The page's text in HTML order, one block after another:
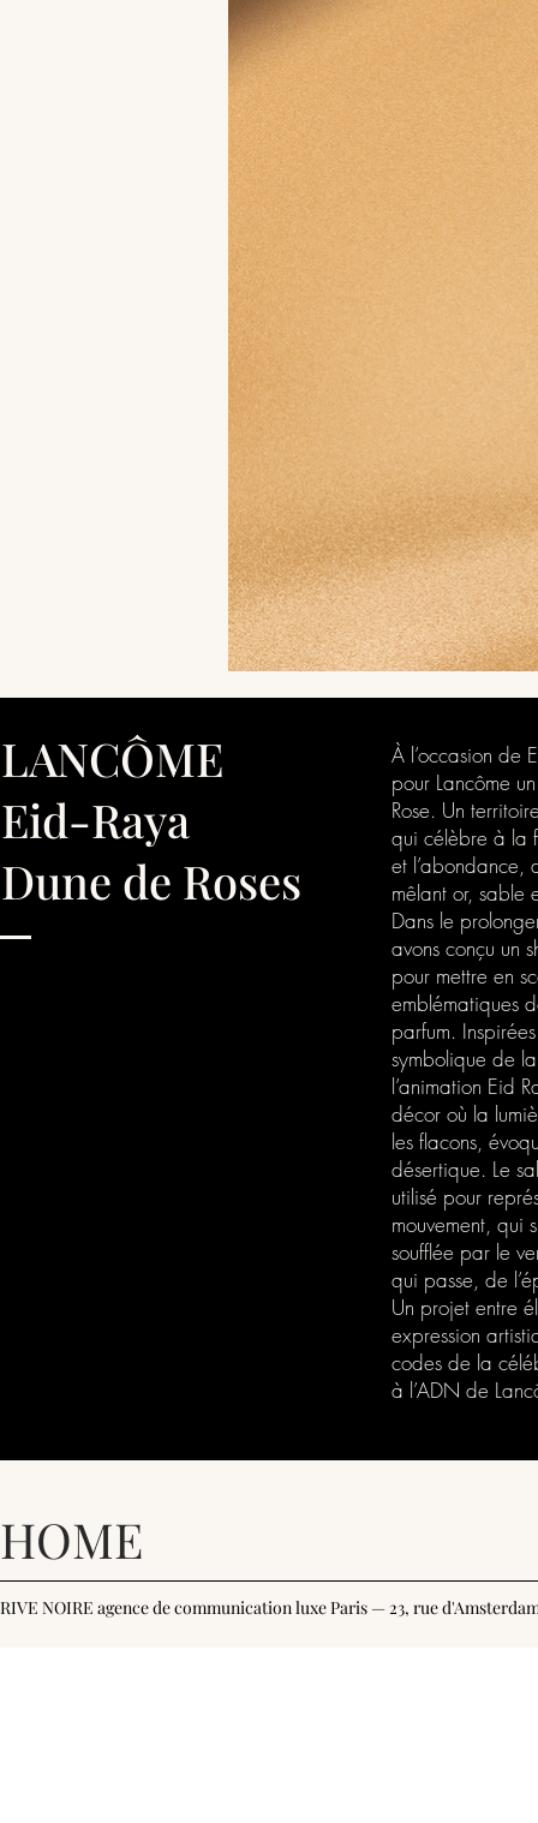
LANCÔME
Eid-Raya
Dune de Roses
À l’occasion de
pour Lancôme
Rose. Un
qui célèbre à la
et l’abondance,
mêlant or, sable
Dans le
avons conçu un
pour mettre en
emblématiques
parfum.
symbolique de
l’animation Eid
décor où la
les flacons,
désertique. Le
utilisé pour
mouvement, qui
soufflée par le
qui passe, de
Un projet entre
expression
codes de la
à l’ADN de
HOME
RIVE NOIRE agence de communication luxe Paris — 23, rue